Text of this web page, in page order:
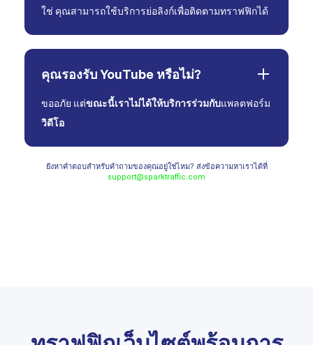
ใช่ คุณสามารถใช้บริการย่อลิงก์เพื่อติดตามทราฟฟิกได้
คุณรองรับ YouTube หรือไม่?
ขออภัย แต่ขณะนี้เราไม่ได้ให้บริการร่วมกับแพลตฟอร์ม
วิดีโอ
ยังหาคำตอบสำหรับคำถามของคุณอยู่ใช่ไหม? ส่งข้อความหาเราได้ที่
support@sparktraffic.com